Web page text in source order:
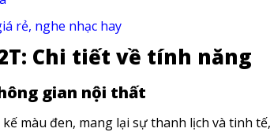
rẻ, nghe nhạc hay
Chi tiết về tính năng
gian nội thất
màu đen, mang lại sự thanh lịch và tinh